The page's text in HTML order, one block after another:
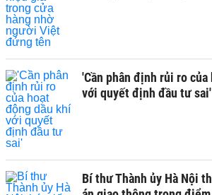
'Cần phân định rủi ro
với quyết định đầu tư sai'
Bí thư Thành ủy Hà Nội